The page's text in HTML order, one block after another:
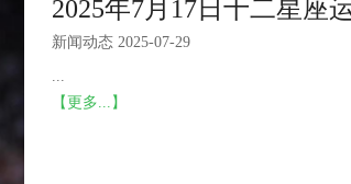
2025年7月17日十二星座
新闻动态 2025-07-29
...
【更多...】